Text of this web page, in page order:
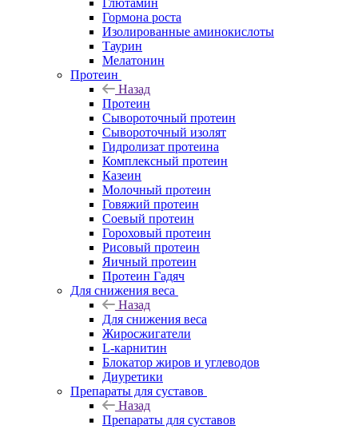
Глютамин
Гормона роста
Изолированные аминокислоты
Таурин
Мелатонин
Протеин
Назад
Протеин
Сывороточный протеин
Сывороточный изолят
Гидролизат протеина
Комплексный протеин
Казеин
Молочный протеин
Говяжий протеин
Соевый протеин
Гороховый протеин
Рисовый протеин
Яичный протеин
Протеин Гадяч
Для снижения веса
Назад
Для снижения веса
Жиросжигатели
L-карнитин
Блокатор жиров и углеводов
Диуретики
Препараты для суставов
Назад
Препараты для суставов